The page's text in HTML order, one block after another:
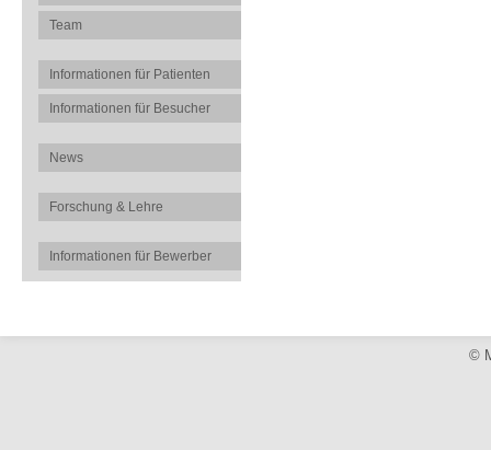
Team
Informationen für Patienten
Informationen für Besucher
News
Forschung & Lehre
Informationen für Bewerber
©